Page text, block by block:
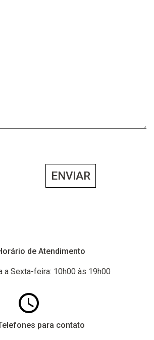
de Atendimento
a Sexta-feira: 10h00 às 19h00
para contato